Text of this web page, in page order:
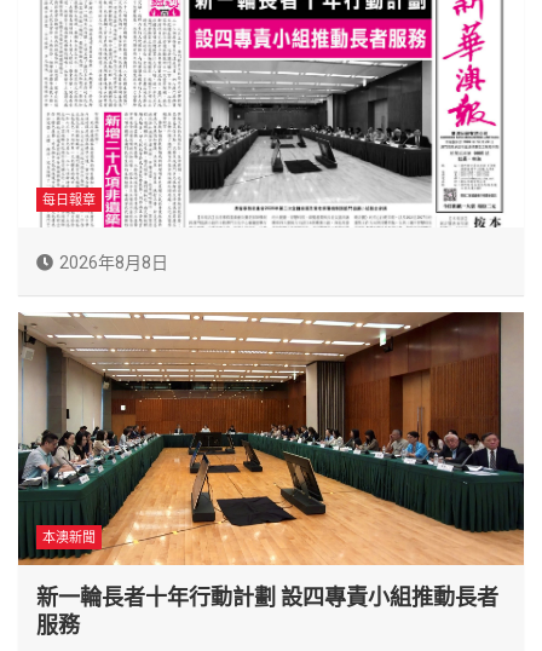
每日報章
2026年8月8日
本澳新聞
新一輪長者十年行動計劃 設四專責小組推動長者
服務